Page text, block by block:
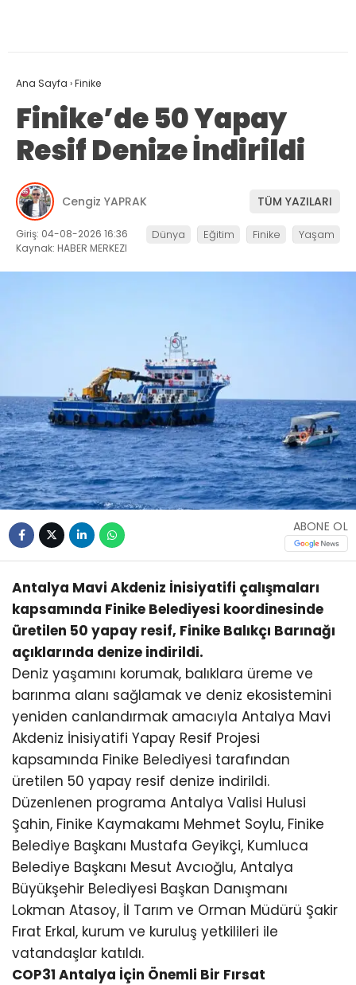
Ana Sayfa ›Finike
Finike’de 50 Yapay
Resif Denize İndirildi
Cengiz YAPRAK TÜM YAZILARI
Giriş: 04-08-2026 16:36
Kaynak: HABER MERKEZI
Dünya Eğitim Finike Yaşam
ABONE OL
Antalya Mavi Akdeniz İnisiyatifi çalışmaları
kapsamında Finike Belediyesi koordinesinde
üretilen 50 yapay resif, Finike Balıkçı Barınağı
açıklarında denize indirildi.
Deniz yaşamını korumak, balıklara üreme ve
barınma alanı sağlamak ve deniz ekosistemini
yeniden canlandırmak amacıyla Antalya Mavi
Akdeniz İnisiyatifi Yapay Resif Projesi
kapsamında Finike Belediyesi tarafından
üretilen 50 yapay resif denize indirildi.
Düzenlenen programa Antalya Valisi Hulusi
Şahin, Finike Kaymakamı Mehmet Soylu, Finike
Belediye Başkanı Mustafa Geyikçi, Kumluca
Belediye Başkanı Mesut Avcıoğlu, Antalya
Büyükşehir Belediyesi Başkan Danışmanı
Lokman Atasoy, İl Tarım ve Orman Müdürü Şakir
Fırat Erkal, kurum ve kuruluş yetkilileri ile
vatandaşlar katıldı.
COP31 Antalya İçin Önemli Bir Fırsat